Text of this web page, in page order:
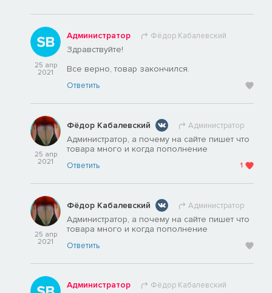
25 апр
2021
Администратор Фёдор Кабалевский
Здравствуйте!
Все верно, товар закончился.
Ответить
25 апр
2021
Фёдор Кабалевский Администратор
Администратор, а почему на сайте пишет что
товара много и когда пополнение
Ответить 1
25 апр
2021
Фёдор Кабалевский Администратор
Администратор, а почему на сайте пишет что
товара много и когда пополнение
Ответить
Администратор Фёдор Кабалевский